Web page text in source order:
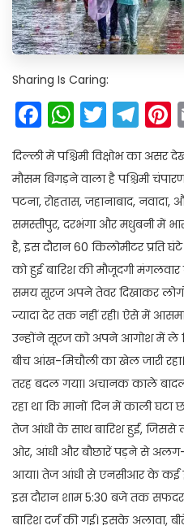
Sharing Is Caring:
Facebook
दिल्ली में पश्चिमी विक्षोभ का असर
मौसम बिगड़ने वाला है पश्चिमी
पटना, रोहतास, जहानाबाद, नवादा,
समस्तीपुर, दरभंगा और मधुबनी में
है, इस दौरान 60 किलोमीटर प्रति
को हुई बारिश की मौजूदगी
समय सूरज अपने तेवर दिखाकर लोगों
ज्यादा देर तक नहीं रही। ऐसे में
उन्होंने सूरज को अपने आगोश में ले
बीच आंख-मिचौली का खेल जारी
तरह बदल गया। अचानक काले
रहा था कि मानों दिन में काली घटा
तेज आंधी के साथ बारिश हुई, जिससे
ओर, आंधी और बौछारें पड़ने से
आया। तेज आंधी से एनसीआर के कई
इस दौरान शाम 5:30 बजे तक
बारिश दर्ज की गई। इसके अलावा,